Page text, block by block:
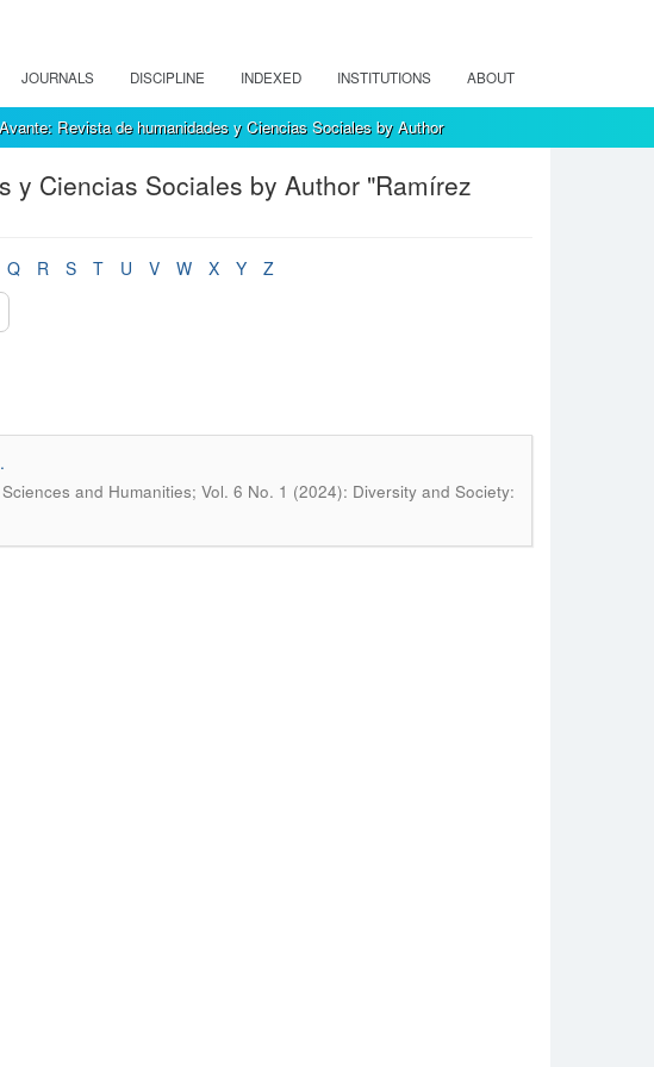
JOURNALS DISCIPLINE INDEXED INSTITUTIONS ABOUT
Revista de humanidades y Ciencias Sociales by Author
y Ciencias Sociales by Author "Ramírez
Q R S T U V W X Y
Z
and Humanities; Vol. 6 No. 1 (2024): Diversity and Society: